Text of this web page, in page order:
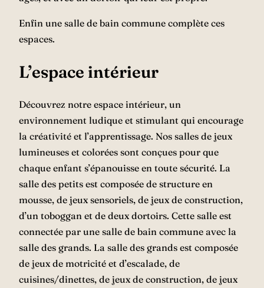
Enfin une salle de bain commune complète ces
espaces.
L’espace intérieur
Découvrez notre espace intérieur, un
environnement ludique et stimulant qui encourage
la créativité et l’apprentissage. Nos salles de jeux
lumineuses et colorées sont conçues pour que
chaque enfant s’épanouisse en toute sécurité. La
salle des petits est composée de structure en
mousse, de jeux sensoriels, de jeux de construction,
d’un toboggan et de deux dortoirs. Cette salle est
connectée par une salle de bain commune avec la
salle des grands. La salle des grands est composée
de jeux de motricité et d’escalade, de
cuisines/dinettes, de jeux de construction, de jeux